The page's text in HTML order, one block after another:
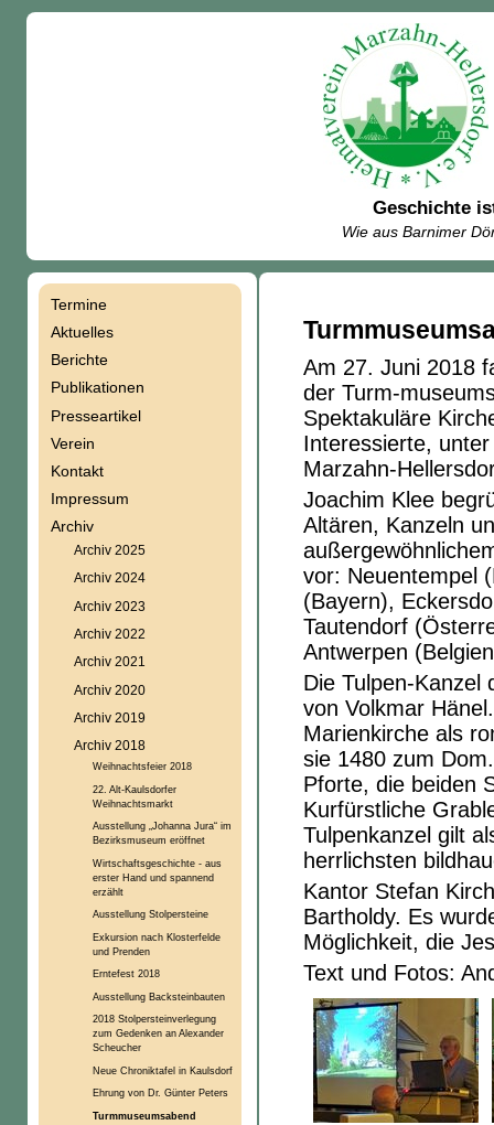
Geschichte
Wie aus Barnimer
Am 27. Juni 2018
der Turm-
Spektakuläre
Interessierte,
Marzahn-
Joachim Klee
Altären, Kanzeln
vor: Neuentempel
(Bayern),
Tautendorf
Antwerpen
Die Tulpen-Kanzel
von Volkmar
Marienkirche als
sie 1480 zum
Pforte, die beiden
Kurfürstliche
Tulpenkanzel gilt
herrlichsten
Kantor Stefan
Bartholdy. Es
Möglichkeit, die
Text und Fotos:
Termine
Aktuelles
Berichte
Publikationen
Presseartikel
Verein
Kontakt
Impressum
Archiv
Archiv 2025
Archiv 2024
Archiv 2023
Archiv 2022
Archiv 2021
Archiv 2020
Archiv 2019
Archiv 2018
Weihnachtsfeier 2018
22. Alt-Kaulsdorfer
Weihnachtsmarkt
Ausstellung „Johanna Jura“ im
Bezirksmuseum eröffnet
Wirtschaftsgeschichte - aus
erster Hand und spannend
erzählt
Ausstellung Stolpersteine
Exkursion nach Klosterfelde
und Prenden
Erntefest 2018
Ausstellung Backsteinbauten
2018 Stolpersteinverlegung
zum Gedenken an Alexander
Scheucher
Neue Chroniktafel in Kaulsdorf
Ehrung von Dr. Günter Peters
Turmmuseumsabend